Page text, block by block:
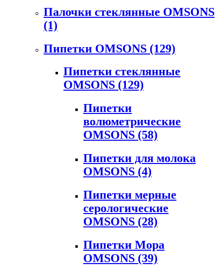
Палочки стеклянные OMSONS
(1)
Пипетки OMSONS (129)
Пипетки стеклянные
OMSONS (129)
Пипетки
волюметрические
OMSONS (58)
Пипетки для молока
OMSONS (4)
Пипетки мерные
серологические
OMSONS (28)
Пипетки Мора
OMSONS (39)